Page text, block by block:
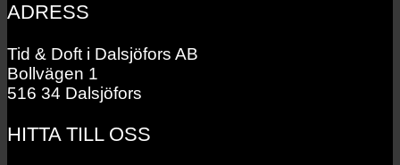
ADRESS
Tid & Doft i Dalsjöfors AB
Bollvägen 1
516 34 Dalsjöfors
HITTA TILL OSS